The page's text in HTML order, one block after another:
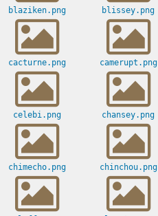
blaziken.png blissey.png
cacturne.png camerupt.png
celebi.png chansey.png
chimecho.png chinchou.png